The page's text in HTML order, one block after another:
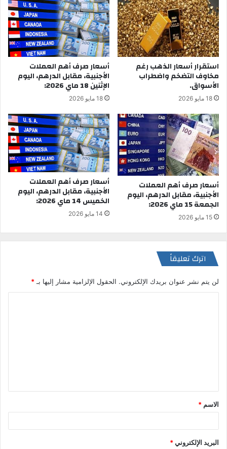
استقرار أسعار الذهب رغم
مخاوف التضخم واضطراب
الأسواق.
18 مايو 2026
أسعار صرف أهم العملات
الأجنبية، مقابل الدرهم، اليوم
الإثنين 18 ماي 2026:
18 مايو 2026
أسعار صرف أهم العملات
الأجنبية، مقابل الدرهم، اليوم
الجمعة 15 ماي 2026:
15 مايو 2026
أسعار صرف أهم العملات
الأجنبية، مقابل الدرهم، اليوم
الخميس 14 ماي 2026:
14 مايو 2026
اترك تعليقاً
لن يتم نشر عنوان بريدك الإلكتروني. الحقول الإلزامية مشار إليها بـ *
ق
*
الاسم *
البريد الإلكتروني*